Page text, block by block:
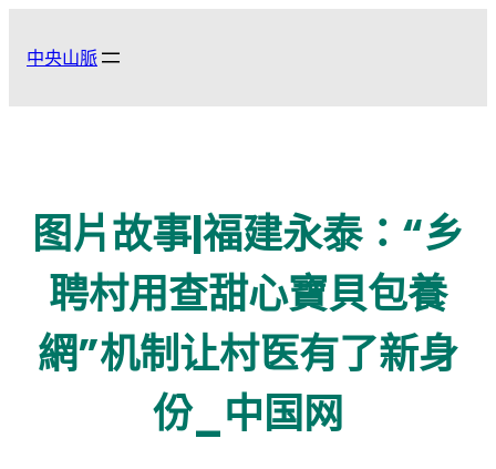
中央山脈
图片故事|福建永泰：“乡
聘村用查甜心寶貝包養
網”机制让村医有了新身
份_中国网